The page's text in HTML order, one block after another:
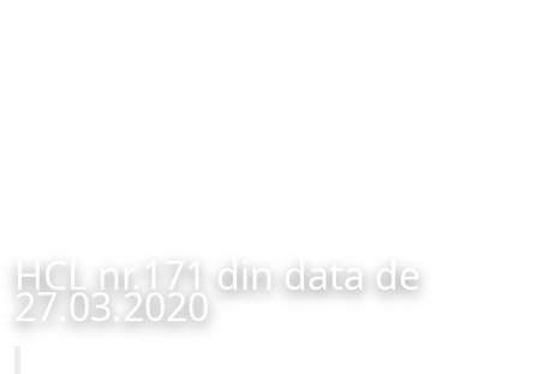
HCL nr.171 din data de
27.03.2020